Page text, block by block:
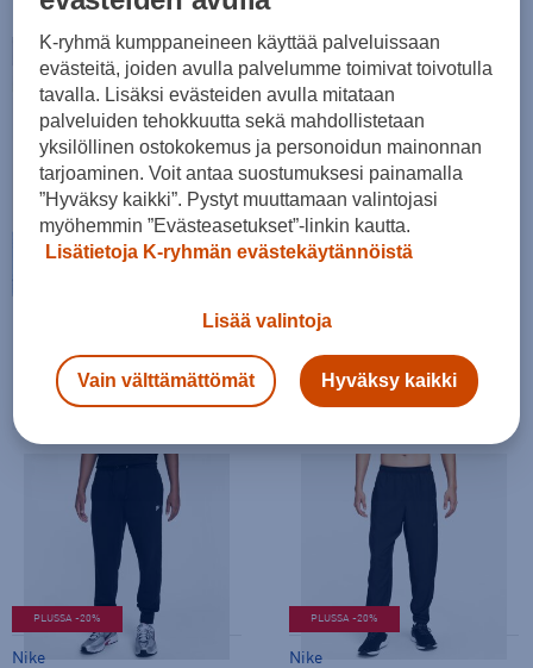
Takaisin arkeen ja urheiluun
Tutustu diileihin
PLUSSA -20%
Nike
PLUSSA -20%
Nike
K-ryhmä kumppaneineen käyttää palveluissaan
evästeitä, joiden avulla palvelumme toimivat toivotulla
tavalla. Lisäksi evästeiden avulla mitataan
palveluiden tehokkuutta sekä mahdollistetaan
yksilöllinen ostokokemus ja personoidun mainonnan
tarjoaminen. Voit antaa suostumuksesi painamalla
”Hyväksy kaikki”. Pystyt muuttamaan valintojasi
myöhemmin ”Evästeasetukset”-linkin kautta.
Lisätietoja K-ryhmän evästekäytännöistä
Lisää valintoja
Vain välttämättömät Hyväksy kaikki